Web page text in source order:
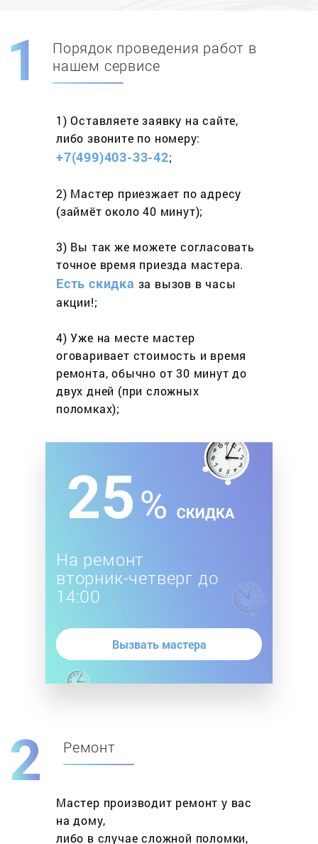
Скидка при первомзаказе на адрес
составит 15%
Работаем более 10 лет
весь спектр услуг
Порядок проведения работ в
нашем сервисе
1) Оставляете заявку на сайте,
либо звоните по номеру:
+7(499)403-33-42;
2) Мастер приезжает по адресу
(займёт около 40 минут);
3) Вы так же можете согласовать
точное время приезда мастера.
Есть скидка за вызов в часы
акции!;
4) Уже на месте мастер
оговаривает стоимость и время
ремонта, обычно от 30 минут до
двух дней (при сложных
поломках);
На ремонт
вторник-четверг до
14:00
Вызвать мастера
Ремонт
Мастер производит ремонт у вас
на дому,
либо в случае сложной поломки,